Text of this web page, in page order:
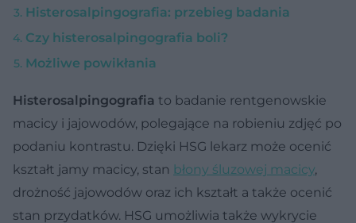
Histerosalpingografia: przebieg badania
Czy histerosalpingografia boli?
Możliwe powikłania
Histerosalpingografia to badanie rentgenowskie
macicy i jajowodów, polegające na robieniu zdjęć po
podaniu kontrastu. Dzięki HSG lekarz może ocenić
kształt jamy macicy, stan błony śluzowej macicy,
drożność jajowodów oraz ich kształt a także ocenić
stan przydatków. HSG umożliwia także wykrycie